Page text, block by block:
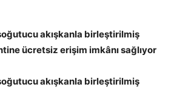
akışkanla birleştirilmiş
ücretsiz erişim imkânı sağlıyor
akışkanla birleştirilmiş